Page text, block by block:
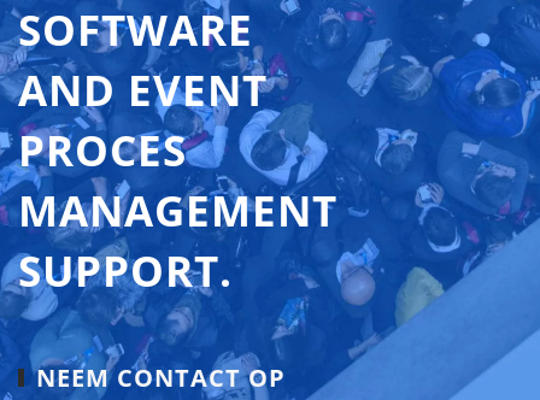
SOFTWARE
AND EVENT
PROCES
MANAGEMENT
SUPPORT.
NEEM CONTACT OP